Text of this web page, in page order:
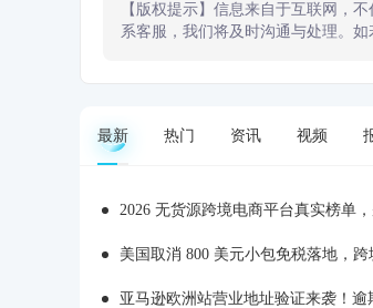
【版权提示】信息来自于互联网，
系客服，我们将及时沟通与处理。
最新 热门 资讯 视频
2026 无货源跨境电商平台真实榜单
美国取消 800 美元小包免税落地，
亚马逊欧洲站营业地址验证来袭！